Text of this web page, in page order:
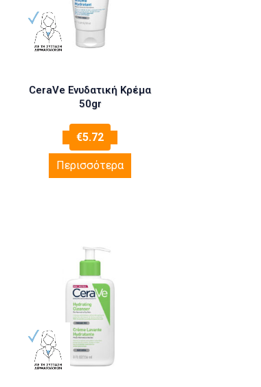
CeraVe Ενυδατική Κρέμα
50gr
€5.72
Περισσότερα